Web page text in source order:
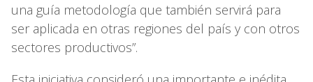
una guía metodología que también servirá para
ser aplicada en otras regiones del país y con otros
sectores productivos”.